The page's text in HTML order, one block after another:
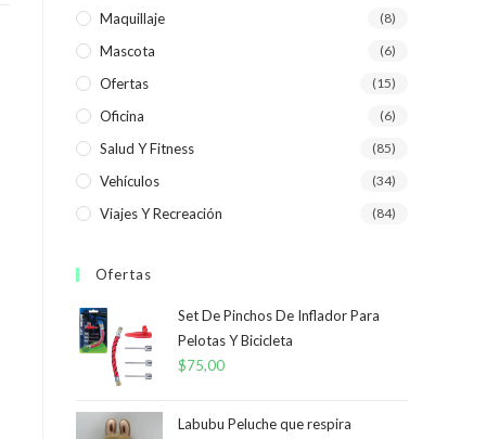
Maquillaje (8)
Mascota (6)
Ofertas (15)
Oficina (6)
Salud Y Fitness (85)
Vehículos (34)
Viajes Y Recreación (84)
Ofertas
Set De Pinchos De Inflador Para
Pelotas Y Bicicleta
$75,00
Labubu Peluche que respira